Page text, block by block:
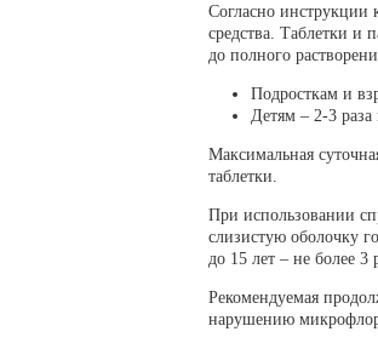
Согласно инструкции
средства. Таблетки и
до полного
Подросткам и
Детям – 2-3 раза
Максимальная
таблетки.
При использовании
слизистую оболочку
до 15 лет – не более 3
Рекомендуемая
нарушению